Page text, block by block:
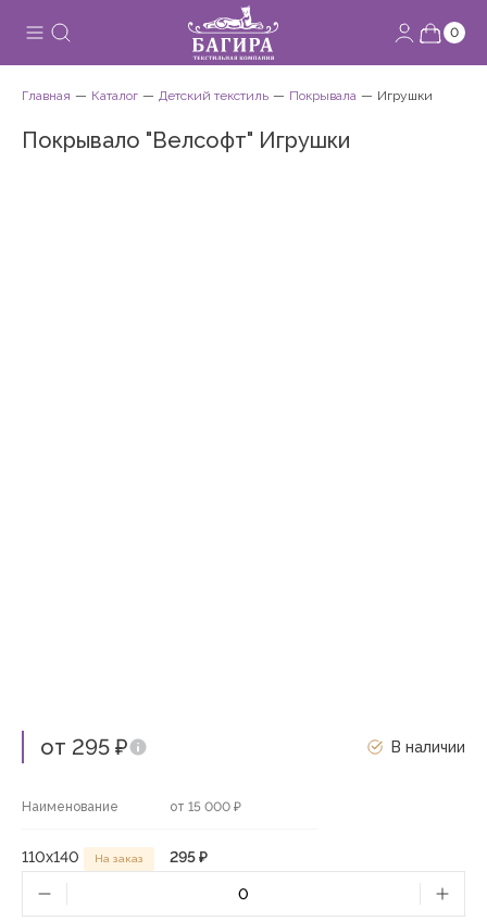
0
Главная Каталог Детский текстиль Покрывала Игрушки
Покрывало "Велсофт" Игрушки
от 295 ₽ В наличии
Наименование от 15 000 ₽
110х140 На заказ 295 ₽